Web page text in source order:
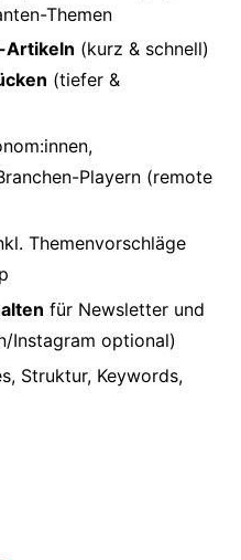
Themen
Artikeln (kurz & schnell)
(tiefer &
Playern (remote
Themenvorschläge
für Newsletter und
Instagram optional)
Struktur, Keywords,